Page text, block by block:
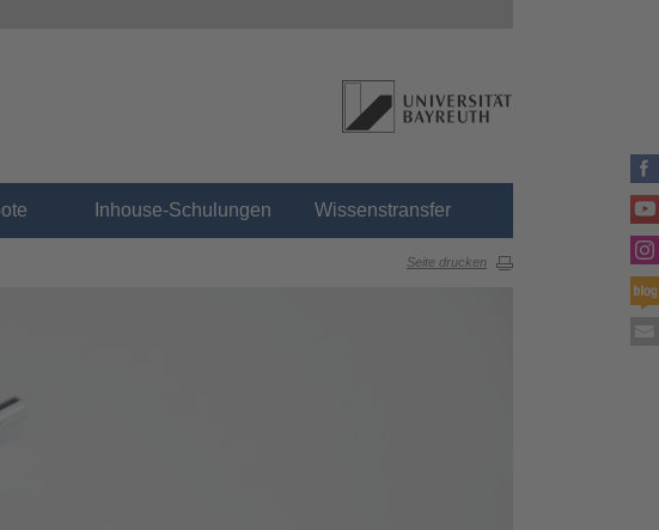
Inhouse-Schulungen Wissenstransfer
Seite drucken